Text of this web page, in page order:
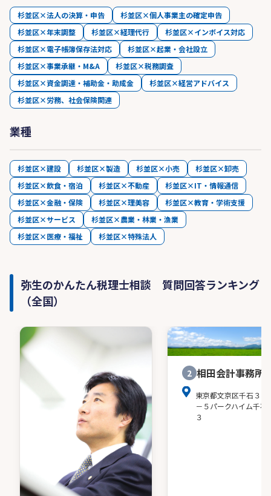
杉並区×法人の決算・申告
杉並区×個人事業主の確定申告
杉並区×年末調整
杉並区×経理代行
杉並区×インボイス対応
杉並区×電子帳簿保存法対応
杉並区×起業・会社設立
杉並区×事業承継・M&A
杉並区×税務調査
杉並区×資金調達・補助金・助成金
杉並区×経営アドバイス
杉並区×労務、社会保険関連
業種
杉並区×建設 杉並区×製造 杉並区×小売
杉並区×卸売
杉並区×飲食・宿泊
杉並区×不動産
杉並区×IT・情報通信
杉並区×金融・保険
杉並区×理美容
杉並区×教育・学術支援
杉並区×サービス
杉並区×農業・林業・漁業
杉並区×医療・福祉
杉並区×特殊法人
弥生のかんたん税理士相談 質問回答ランキング
（全国）
2 相田会計事務所
東京都文京区千石３－
－５パークハイム千石
３